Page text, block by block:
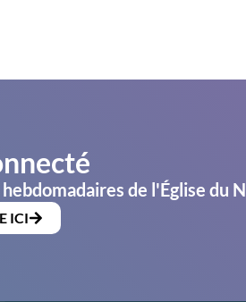
de l'Église du
ICI